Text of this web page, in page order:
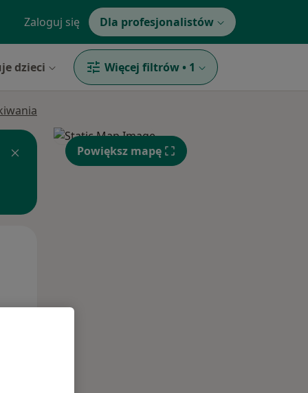
Zaloguj się Dla profesjonalistów
dzieci Więcej filtrów • 1
Powiększ mapę